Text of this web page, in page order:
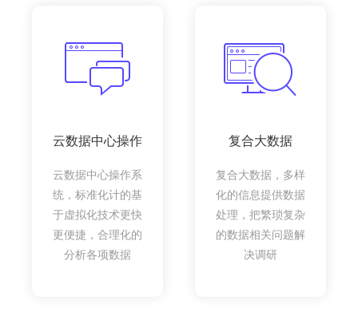
云数据中心操作
云数据中心操作系
统，标准化计的基
于虚拟化技术更快
更便捷，合理化的
分析各项数据
复合大数据
复合大数据，多样
化的信息提供数据
处理，把繁琐复杂
的数据相关问题解
决调研